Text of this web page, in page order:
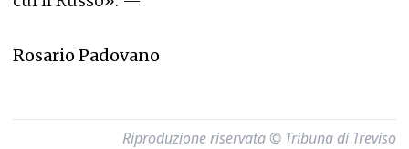
Rosario Padovano
Riproduzione riservata © Tribuna di Treviso